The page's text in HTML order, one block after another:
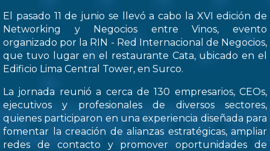
El pasado 11 de junio se llevó a cabo la XVI edición de
Networking y Negocios entre Vinos, evento
organizado por la RIN - Red Internacional de Negocios,
que tuvo lugar en el restaurante Cata, ubicado en el
Edificio Lima Central Tower, en Surco.
La jornada reunió a cerca de 130 empresarios, CEOs,
ejecutivos y profesionales de diversos sectores,
quienes participaron en una experiencia diseñada para
fomentar la creación de alianzas estratégicas, ampliar
redes de contacto y promover oportunidades de